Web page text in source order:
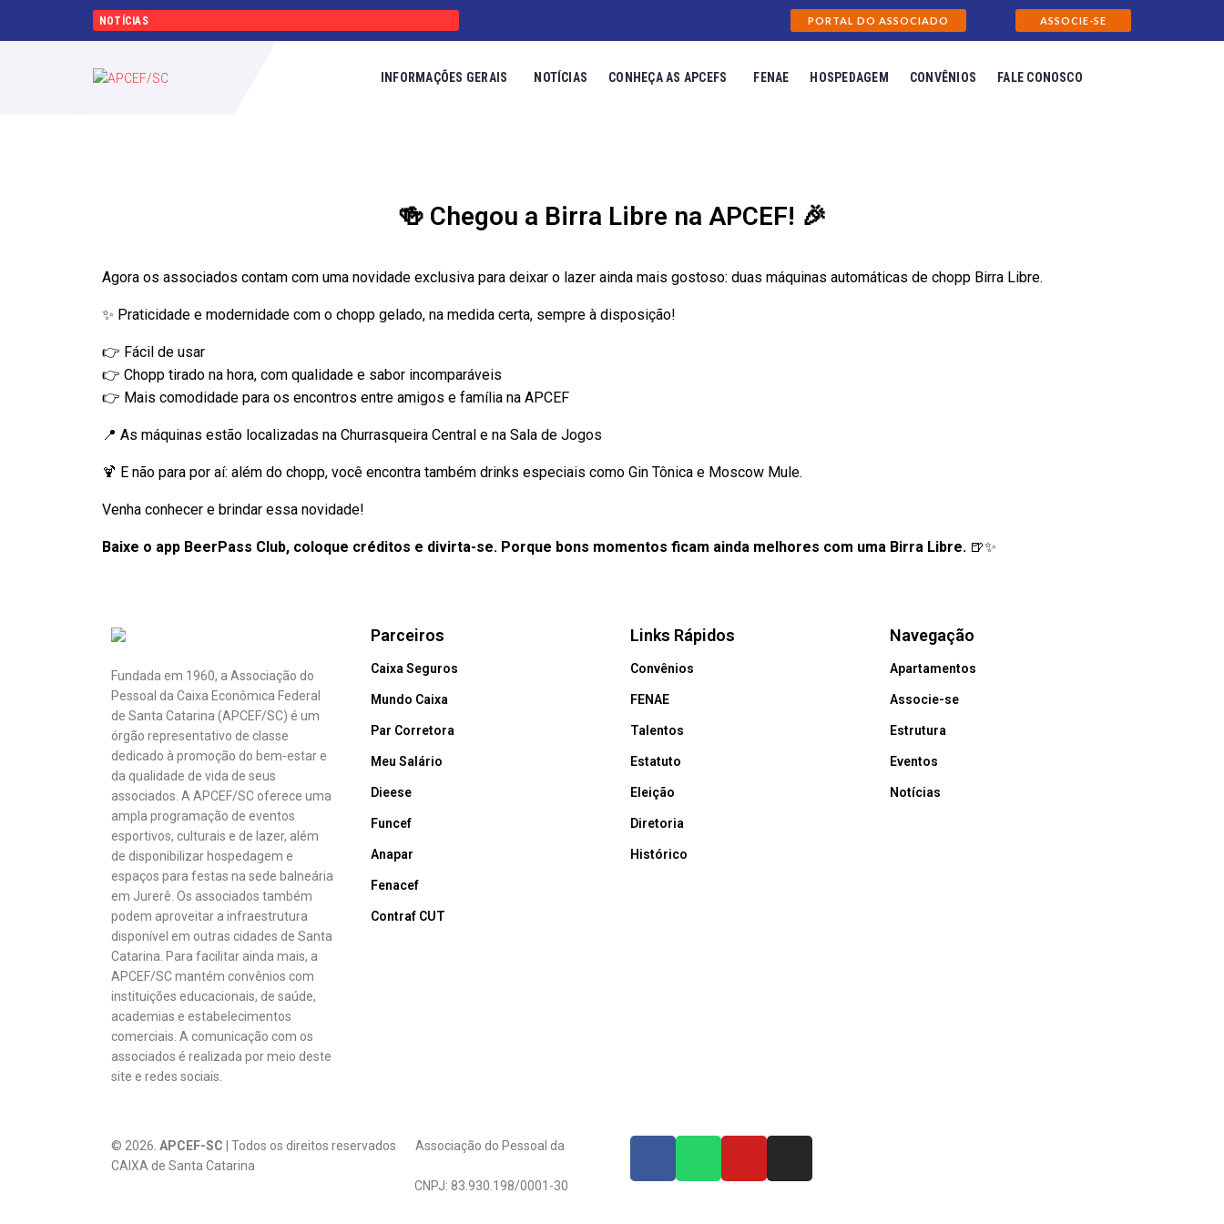
NOTÍCIAS PORTAL DO ASSOCIADO ASSOCIE-SE
INFORMAÇÕES GERAIS NOTÍCIAS CONHEÇA AS APCEFS FENAE HOSPEDAGEM CONVÊNIOS FALE CONOSCO
🍻 Chegou a Birra Libre na APCEF! 🎉
Agora os associados contam com uma novidade exclusiva para deixar o lazer ainda mais gostoso: duas máquinas automáticas de chopp Birra Libre.
✨ Praticidade e modernidade com o chopp gelado, na medida certa, sempre à disposição!
👉 Fácil de usar
👉 Chopp tirado na hora, com qualidade e sabor incomparáveis
👉 Mais comodidade para os encontros entre amigos e família na APCEF
📍 As máquinas estão localizadas na Churrasqueira Central e na Sala de Jogos
🍹 E não para por aí: além do chopp, você encontra também drinks especiais como Gin Tônica e Moscow Mule.
Venha conhecer e brindar essa novidade!
Baixe o app BeerPass Club, coloque créditos e divirta-se. Porque bons momentos ficam ainda melhores com uma Birra Libre. 🍺✨
Fundada em 1960, a Associação do
Pessoal da Caixa Econômica Federal
de Santa Catarina (APCEF/SC) é um
órgão representativo de classe
dedicado à promoção do bem-estar e
da qualidade de vida de seus
associados. A APCEF/SC oferece uma
ampla programação de eventos
esportivos, culturais e de lazer, além
de disponibilizar hospedagem e
espaços para festas na sede balneária
em Jurerê. Os associados também
podem aproveitar a infraestrutura
disponível em outras cidades de Santa
Catarina. Para facilitar ainda mais, a
APCEF/SC mantém convênios com
instituições educacionais, de saúde,
academias e estabelecimentos
comerciais. A comunicação com os
associados é realizada por meio deste
site e redes sociais.
Parceiros
Caixa Seguros
Mundo Caixa
Par Corretora
Meu Salário
Dieese
Funcef
Anapar
Fenacef
Contraf CUT
Links Rápidos
Convênios
FENAE
Talentos
Estatuto
Eleição
Diretoria
Histórico
Navegação
Apartamentos
Associe-se
Estrutura
Eventos
Notícias
© 2026. APCEF-SC | Todos os direitos reservados Associação do Pessoal da
CAIXA de Santa Catarina
CNPJ: 83.930.198/0001-30